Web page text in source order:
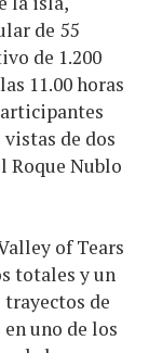
de 55
de 1.200
11.00 horas
de dos
Roque Nublo
of Tears
totales y un
de
uno de los